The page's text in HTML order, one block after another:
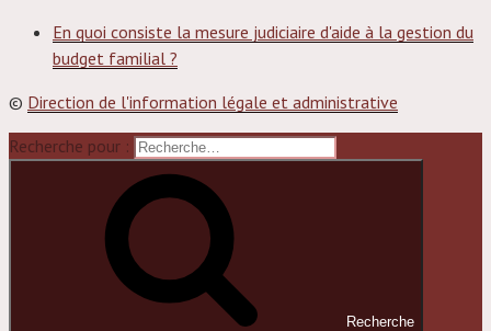
En quoi consiste la mesure judiciaire d'aide à la gestion du
budget familial ?
© Direction de l'information légale et administrative
Recherche pour :
Recherche